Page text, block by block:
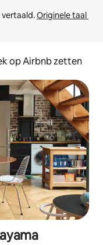
Originele taal
op Airbnb zetten